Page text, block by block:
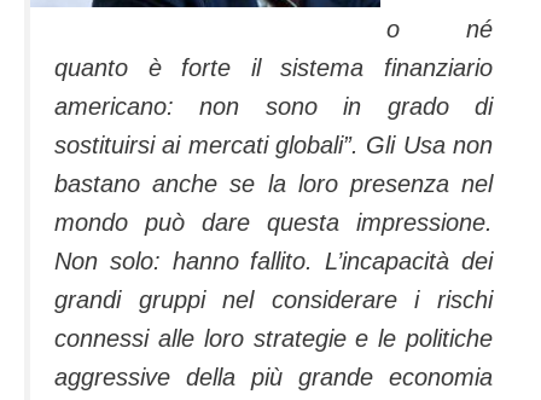
o né
quanto è forte il sistema finanziario
americano: non sono in grado di
sostituirsi ai mercati globali”. Gli Usa non
bastano anche se la loro presenza nel
mondo può dare questa impressione.
Non solo: hanno fallito. L’incapacità dei
grandi gruppi nel considerare i rischi
connessi alle loro strategie e le politiche
aggressive della più grande economia